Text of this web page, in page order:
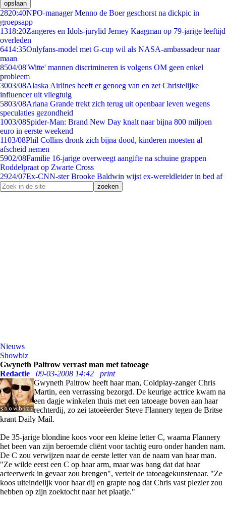
opslaan
2820:40NPO-manager Menno de Boer geschorst na dickpic in
groepsapp
1318:20Zangeres en Idols-jurylid Jerney Kaagman op 79-jarige leeftijd
overleden
6414:35Onlyfans-model met G-cup wil als NASA-ambassadeur naar
maan
8504/08'Witte' mannen discrimineren is volgens OM geen enkel
probleem
3003/08Alaska Airlines heeft er genoeg van en zet Christelijke
influencer uit vliegtuig
5803/08Ariana Grande trekt zich terug uit openbaar leven wegens
speculaties gezondheid
1003/08Spider-Man: Brand New Day knalt naar bijna 800 miljoen
euro in eerste weekend
1103/08Phil Collins dronk zich bijna dood, kinderen moesten al
afscheid nemen
5902/08Familie 16-jarige overweegt aangifte na schuine grappen
Roddelpraat op Zwarte Cross
2924/07Ex-CNN-ster Brooke Baldwin wijst ex-wereldleider in bed af
Nieuws
Showbiz
Gwyneth Paltrow verrast man met tatoeage
Redactie
09-03-2008 14:42
print
Gwyneth Paltrow heeft haar man, Coldplay-zanger Chris
Martin, een verrassing bezorgd. De keurige actrice kwam na
een dagje winkelen thuis met een tatoeage boven aan haar
rechterdij, zo zei tatoeëerder Steve Flannery tegen de Britse
krant Daily Mail.
De 35-jarige blondine koos voor een kleine letter C, waarna Flannery
het been van zijn beroemde cliënt voor tachtig euro onder handen nam.
De C zou verwijzen naar de eerste letter van de naam van haar man.
"Ze wilde eerst een C op haar arm, maar was bang dat dat haar
acteerwerk in gevaar zou brengen", vertelt de tatoeagekunstenaar. "Ze
koos uiteindelijk voor haar dij en grapte nog dat Chris vast plezier zou
hebben op zijn zoektocht naar het plaatje."